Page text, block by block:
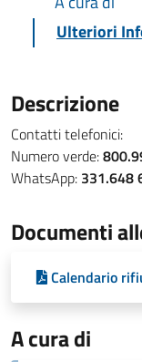
Ulteriori
Descrizione
Contatti telefonici:
Numero verde:
WhatsApp: 331.648
Documenti
Calendario
A cura di